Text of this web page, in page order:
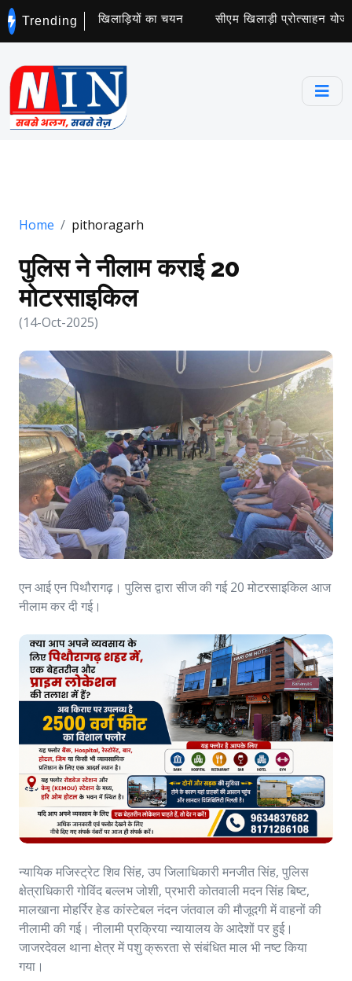
Trending
कॉलेज के लिए 5 खिलाड़ियों का चयन सीएम खिलाड़ी प्रोत्साहन
Home pithoragarh
पुलिस ने नीलाम कराई 20
मोटरसाइकिल
(14-Oct-2025)
एन आई एन पिथौरागढ़। पुलिस द्वारा सीज की गई 20 मोटरसाइकिल आज
नीलाम कर दी गई।
न्यायिक मजिस्ट्रेट शिव सिंह, उप जिलाधिकारी मनजीत सिंह, पुलिस
क्षेत्राधिकारी गोविंद बल्लभ जोशी, प्रभारी कोतवाली मदन सिंह बिष्ट,
मालखाना मोहर्रिर हेड कांस्टेबल नंदन जंतवाल की मौजूदगी में वाहनों की
नीलामी की गई। नीलामी प्रक्रिया न्यायालय के आदेशों पर हुई।
जाजरदेवल थाना क्षेत्र में पशु क्रूरता से संबंधित माल भी नष्ट किया
गया।